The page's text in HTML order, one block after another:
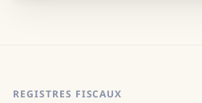
REGISTRES FISCAUX